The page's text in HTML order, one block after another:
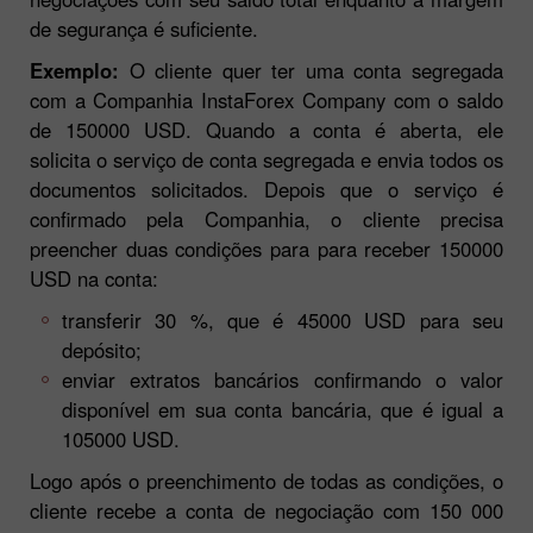
de segurança é suficiente.
Exemplo: O cliente quer ter uma conta segregada
com a Companhia InstaForex Company com o saldo
de 150000 USD. Quando a conta é aberta, ele
solicita o serviço de conta segregada e envia todos os
documentos solicitados. Depois que o serviço é
confirmado pela Companhia, o cliente precisa
preencher duas condições para para receber 150000
USD na conta:
transferir 30 %, que é 45000 USD para seu
depósito;
enviar extratos bancários confirmando o valor
disponível em sua conta bancária, que é igual a
105000 USD.
Logo após o preenchimento de todas as condições, o
cliente recebe a conta de negociação com 150 000